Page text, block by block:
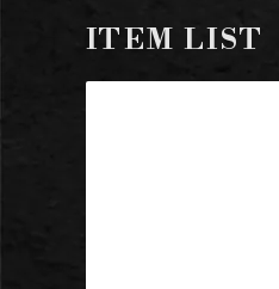
ITEM LIST